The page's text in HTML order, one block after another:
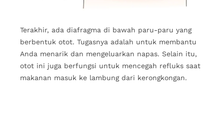
Terakhir, ada diafragma di bawah paru-paru yang
berbentuk otot. Tugasnya adalah untuk membantu
Anda menarik dan mengeluarkan napas. Selain itu,
otot ini juga berfungsi untuk mencegah refluks saat
makanan masuk ke lambung dari kerongkongan.